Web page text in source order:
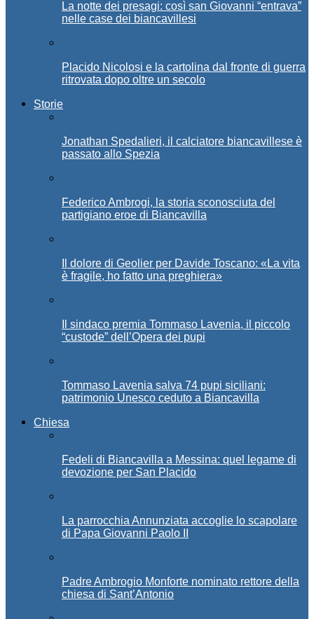
La notte dei presagi: così san Giovanni “entrava”
nelle case dei biancavillesi
Placido Nicolosi e la cartolina dal fronte di guerra
ritrovata dopo oltre un secolo
Storie
Jonathan Spedalieri, il calciatore biancavillese è
passato allo Spezia
Federico Ambrogi, la storia sconosciuta del
partigiano eroe di Biancavilla
Il dolore di Geolier per Davide Toscano: «La vita
è fragile, ho fatto una preghiera»
Il sindaco premia Tommaso Lavenia, il piccolo
“custode” dell’Opera dei pupi
Tommaso Lavenia salva 74 pupi siciliani:
patrimonio Unesco ceduto a Biancavilla
Chiesa
Fedeli di Biancavilla a Messina: quel legame di
devozione per San Placido
La parrocchia Annunziata accoglie lo scapolare
di Papa Giovanni Paolo II
Padre Ambrogio Monforte nominato rettore della
chiesa di Sant’Antonio